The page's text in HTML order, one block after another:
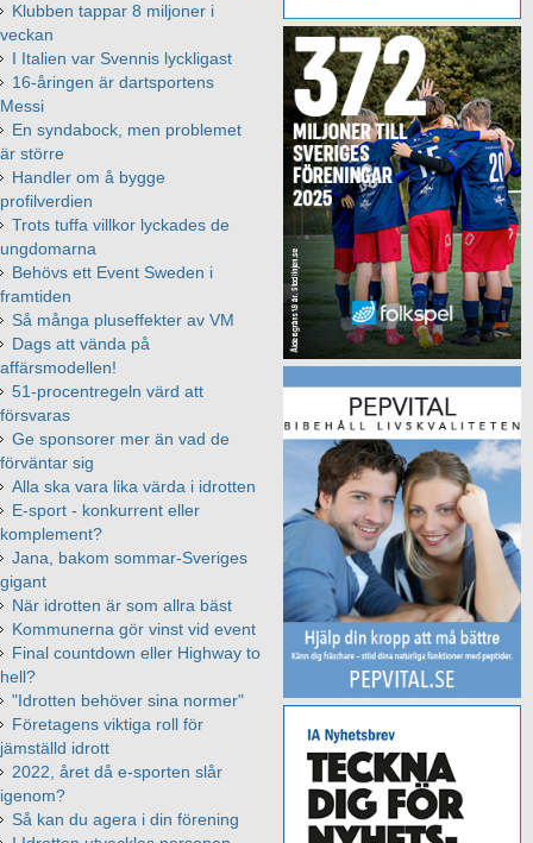
Klubben tappar 8 miljoner i
veckan
I Italien var Svennis lyckligast
16-åringen är dartsportens
Messi
En syndabock, men problemet
är större
Handler om å bygge
profilverdien
Trots tuffa villkor lyckades de
ungdomarna
Behövs ett Event Sweden i
framtiden
Så många pluseffekter av VM
Dags att vända på
affärsmodellen!
51-procentregeln värd att
försvaras
Ge sponsorer mer än vad de
förväntar sig
Alla ska vara lika värda i idrotten
E-sport - konkurrent eller
komplement?
Jana, bakom sommar-Sveriges
gigant
När idrotten är som allra bäst
Kommunerna gör vinst vid event
Final countdown eller Highway to
hell?
"Idrotten behöver sina normer"
Företagens viktiga roll för
jämställd idrott
2022, året då e-sporten slår
igenom?
Så kan du agera i din förening